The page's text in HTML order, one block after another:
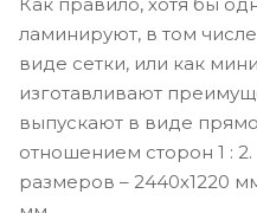
ламинируют, в том
виде сетки, или как
изготавливают
выпускают в виде
отношением сторон 1 :
размеров – 2440х1220